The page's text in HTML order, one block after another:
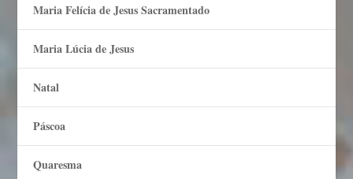
Maria Felí­cia de Jesus Sacramentado
Maria Lúcia de Jesus
Natal
Páscoa
Quaresma